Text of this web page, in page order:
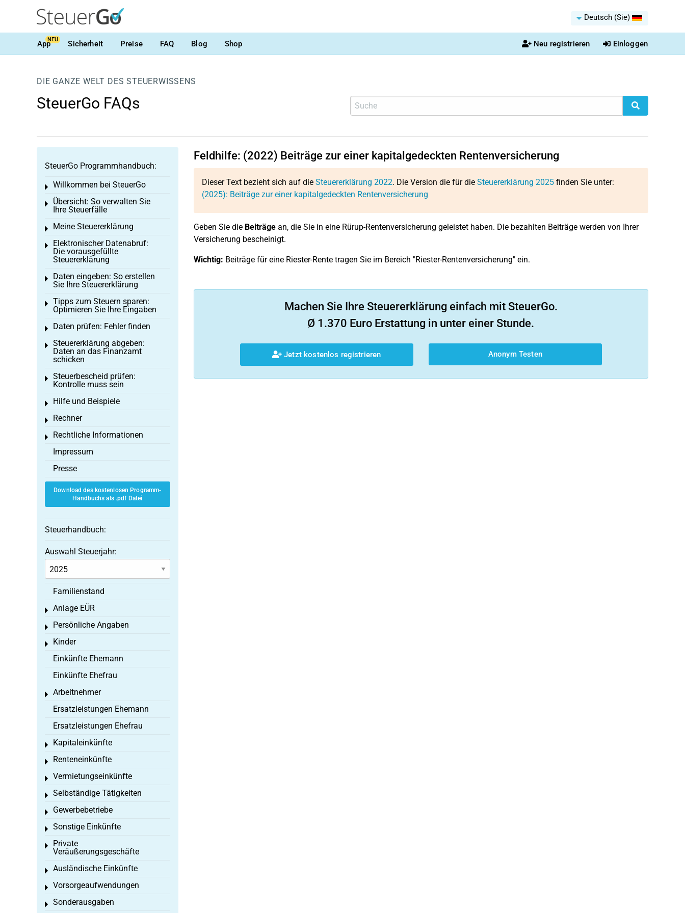
Deutsch (Sie)
AppNEU Sicherheit Preise FAQ Blog Shop Neu registrieren Einloggen
DIE GANZE WELT DES STEUERWISSENS
SteuerGo FAQs
Feldhilfe: (2022) Beiträge zur einer kapitalgedeckten Rentenversicherung
Dieser Text bezieht sich auf die Steuererklärung 2022. Die Version die für die Steuererklärung 2025finden Sie unter:
(2025): Beiträge zur einer kapitalgedeckten Rentenversicherung
Geben Sie die Beiträgean, die Sie in eine Rürup-Rentenversicherung geleistet haben. Die bezahlten Beiträge werden von Ihrer
Versicherung bescheinigt.
Wichtig: Beiträge für eine Riester-Rente tragen Sie im Bereich "Riester-Rentenversicherung" ein.
Machen Sie Ihre Steuererklärung einfach mit SteuerGo.
Ø 1.370 Euro Erstattung in unter einer Stunde.
Jetzt kostenlos registrieren Anonym Testen
SteuerGo Programmhandbuch:
Willkommen bei SteuerGo
Toggle menu
Übersicht: So verwalten Sie
Ihre Steuerfälle
Toggle menu
Meine Steuererklärung
Toggle menu
Elektronischer Datenabruf:
Die vorausgefüllte
Steuererklärung
Toggle menu
Daten eingeben: So erstellen
Sie Ihre Steuererklärung
Toggle menu
Tipps zum Steuern sparen:
Optimieren Sie Ihre Eingaben
Toggle menu
Daten prüfen: Fehler finden
Toggle menu
Steuererklärung abgeben:
Daten an das Finanzamt
schicken
Toggle menu
Steuerbescheid prüfen:
Kontrolle muss sein
Toggle menu
Hilfe und Beispiele
Toggle menu
Rechner
Toggle menu
Rechtliche Informationen
Toggle menu
Impressum
Presse
Download des kostenlosen Programm-
Handbuchs als .pdf Datei
Steuerhandbuch:
Auswahl Steuerjahr:
Familienstand
Anlage EÜR
Toggle menu
Persönliche Angaben
Toggle menu
Kinder
Toggle menu
Einkünfte Ehemann
Einkünfte Ehefrau
Arbeitnehmer
Toggle menu
Ersatzleistungen Ehemann
Ersatzleistungen Ehefrau
Kapitaleinkünfte
Toggle menu
Renteneinkünfte
Toggle menu
Vermietungseinkünfte
Toggle menu
Selbständige Tätigkeiten
Toggle menu
Gewerbebetriebe
Toggle menu
Sonstige Einkünfte
Toggle menu
Private
Veräußerungsgeschäfte
Toggle menu
Ausländische Einkünfte
Toggle menu
Vorsorgeaufwendungen
Toggle menu
Sonderausgaben
Toggle menu